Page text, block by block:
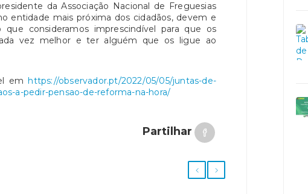
da Associação Nacional de Freguesias
entidade mais próxima dos cidadãos, devem e
consideramos imprescindível para que os
vez melhor e ter alguém que os ligue ao
emhttps://observador.pt/2022/05/05/juntas-de-
a-pedir-pensao-de-reforma-na-hora/
Partilhar